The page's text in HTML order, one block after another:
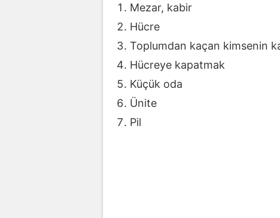
Mezar, kabir
Hücre
Toplumdan kaçan kimsenin
Hücreye kapatmak
Küçük oda
Ünite
Pil